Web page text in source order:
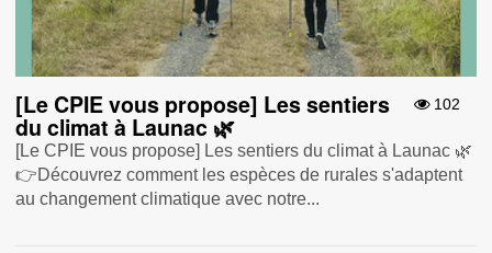
102
[Le CPIE vous propose] Les sentiers
du climat à Launac 🌿
[Le CPIE vous propose] Les sentiers du climat à Launac 🌿
👉Découvrez comment les espèces de rurales s'adaptent
au changement climatique avec notre...